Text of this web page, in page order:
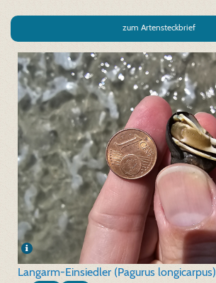
zum Artensteckbrief
Langarm-Einsiedler (Pagurus longicarpus)